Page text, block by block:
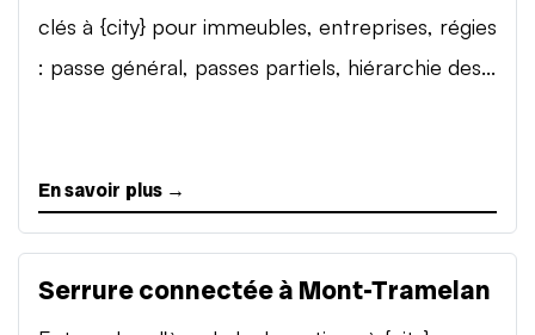
clés à {city} pour immeubles, entreprises, régies
: passe général, passes partiels, hiérarchie des...
En savoir plus →
Serrure connectée à Mont-Tramelan